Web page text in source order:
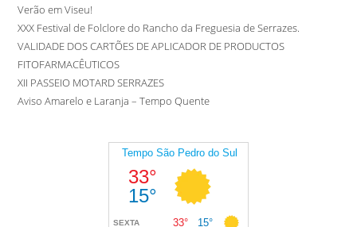
Verão em Viseu!
XXX Festival de Folclore do Rancho da Freguesia de Serrazes.
VALIDADE DOS CARTÕES DE APLICADOR DE PRODUCTOS
FITOFARMACÊUTICOS
XII PASSEIO MOTARD SERRAZES
Aviso Amarelo e Laranja – Tempo Quente